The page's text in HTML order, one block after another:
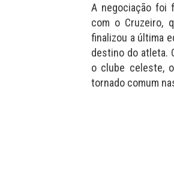
A negociação foi
com o Cruzeiro,
finalizou a última
destino do atleta.
o clube celeste,
tornado comum